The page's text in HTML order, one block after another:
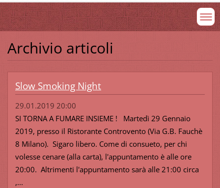
Archivio articoli
Slow Smoking Night
29.01.2019 20:00
SI TORNA A FUMARE INSIEME ! Martedì 29 Gennaio
2019, presso il Ristorante Controvento (Via G.B. Fauchè
8 Milano). Sigaro libero. Come di consueto, per chi
volesse cenare (alla carta), l'appuntamento è alle ore
20:00. Altrimenti l'appuntamento sarà alle 21:00 circa
,...